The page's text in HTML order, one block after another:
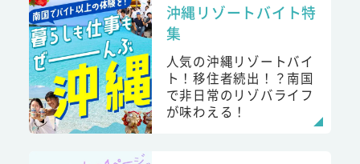
沖縄リゾートバイト特
集
人気の沖縄リゾートバイ
ト！移住者続出！？南国
で非日常のリゾバライフ
が味わえる！